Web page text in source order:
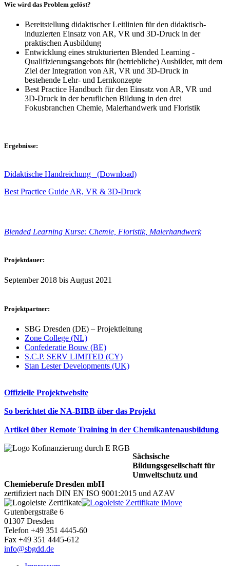
Wie wird das Problem gelöst?
Bereitstellung didaktischer Leitlinien für den didaktisch-
induzierten Einsatz von AR, VR und 3D-Druck in der
praktischen Ausbildung
Entwicklung eines strukturierten Blended Learning -
Qualifizierungsangebots für (betriebliche) Ausbilder, mit dem
Ziel der Integration von AR, VR und 3D-Druck in
bestehende Lehr- und Lernkonzepte
Best Practice Handbuch für den Einsatz von AR, VR und
3D-Druck in der beruflichen Bildung in den drei
Fokusbranchen Chemie, Malerhandwerk und Floristik
Ergebnisse:
Didaktische Handreichung (Download)
Best Practice Guide AR, VR & 3D-Druck
Blended Learning Kurse: Chemie, Floristik, Malerhandwerk
Projektdauer:
September 2018 bis August 2021
Projektpartner:
SBG Dresden (DE) – Projektleitung
Zone College (NL)
Confederatie Bouw (BE)
S.C.P. SERV LIMITED (CY)
Stan Lester Developments (UK)
Offizielle Projektwebsite
So berichtet die NA-BIBB über das Projekt
Artikel über Remote Training in der Chemikantenausbildung
Sächsische
Bildungsgesellschaft für
Umweltschutz und
Chemieberufe Dresden mbH
zertifiziert nach DIN EN ISO 9001:2015 und AZAV
Gutenbergstraße 6
01307 Dresden
Telefon +49 351 4445-60
Fax +49 351 4445-612
info@sbgdd.de